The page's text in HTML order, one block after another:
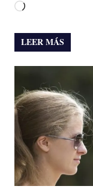
Cargando...
LEER MÁS